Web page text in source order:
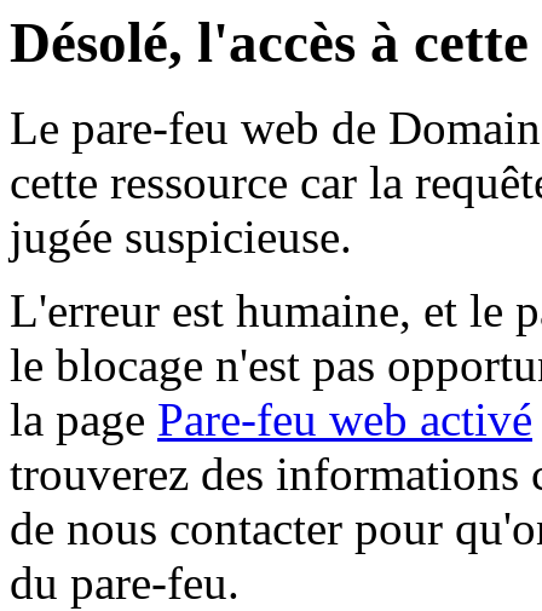
Désolé, l'accès à
Le pare-feu web de
cette ressource car la
jugée suspicieuse.
L'erreur est humaine, et le
le blocage n'est pas
la page Pare-feu web activé
trouverez des informations
de nous contacter pour
du pare-feu.